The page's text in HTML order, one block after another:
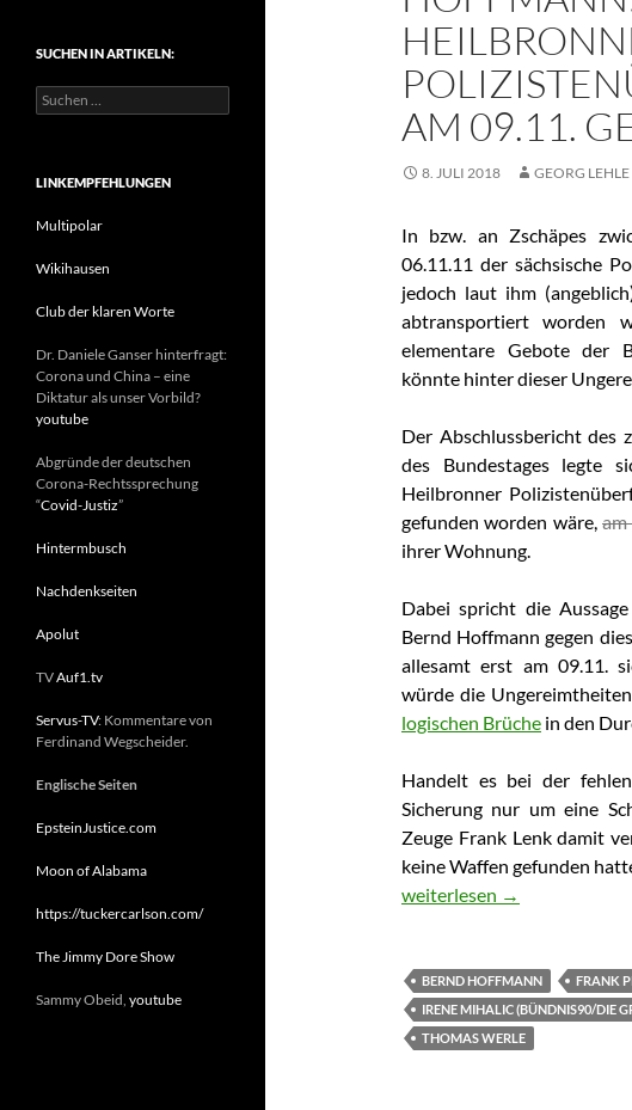
AM 09.11.
8. JULI 2018 GEORG LEHLE
In bzw. an Zschäpes
06.11.11 der sächsische
jedoch laut ihm
abtransportiert worden
elementare Gebote der
könnte hinter dieser
Der Abschlussbericht des
des Bundestages legte
Heilbronner
gefunden worden wäre, am
ihrer Wohnung.
Dabei spricht die
Bernd Hoffmann gegen
allesamt erst am 09.11.
würde die
logischen Brüche in den
Handelt es bei der
Sicherung nur um eine
Zeuge Frank Lenk damit
keine Waffen gefunden
Teil 2) Leiter Kripo
weiterlesen →
BERND HOFFMANN FRANK
IRENE MIHALIC (BÜNDNIS90/DIE
THOMAS WERLE
g
SUCHEN IN ARTIKELN:
S
u
e
n
c
:
LINKEMPFEHLUNGEN
Multipolar
Wikihausen
Club der klaren Worte
Dr. Daniele Ganser hinterfragt:
Corona und China – eine
Diktatur als unser Vorbild?
youtube
Abgründe der deutschen
Corona-Rechtssprechung
“Covid-Justiz”
Hintermbusch
Nachdenkseiten
Apolut
TVAuf1.tv
Servus-TV: Kommentare von
Ferdinand Wegscheider.
Englische Seiten
EpsteinJustice.com
Moon of Alabama
https://tuckercarlson.com/
The Jimmy Dore Show
Sammy Obeid, youtube